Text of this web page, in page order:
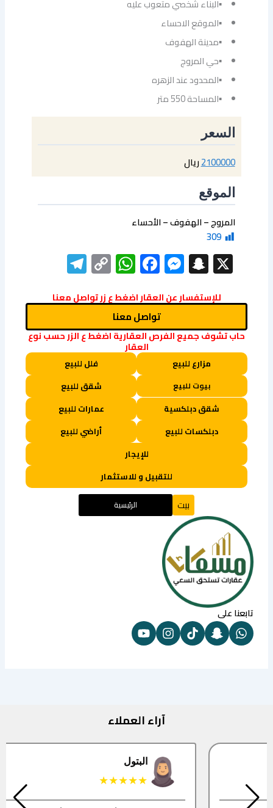
▪البناء شخصي متعوب عليه
▪الموقع الاحساء
▪مدينة الهفوف
▪حي المروج
▪المحدود عند الزهره
▪المساحة 550 متر
السعر
2100000ريال
الموقع
المروج – الهفوف – الأحساء
309
X
Snapchat
Messenger
Facebook
WhatsApp
Copy
Link
للإستفسار عن العقار اضغط ع زر تواصل معنا
تواصل معنا
حاب تشوف جميع الفرص العقارية اضغط ع الزر حسب نوع
العقار
مزارع للبيع فلل للبيع
بيوت للبيع
شقق للبيع
شقق دبلكسية
عمارات للبيع
دبلكسات للبيع
أراضي للبيع
للإيجار
للتقبيل و للاستثمار
بيت الرئيسية
تابعنا على
آراء العملاء
★★★★★